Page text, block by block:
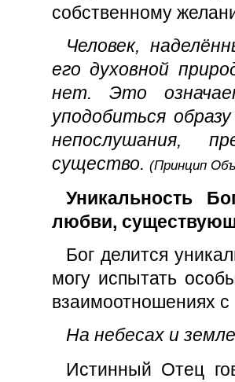
собственному
Человек,
его духовной
нет. Это
уподобиться
непослушания,
существо. (Принцип
Уникальность
любви,
Бог делится
могу испытать
взаимоотношениях
На небесах и
Истинный Отец